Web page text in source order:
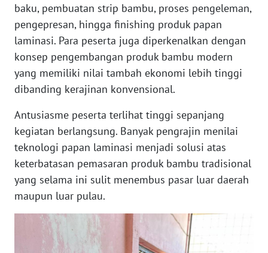
baku, pembuatan strip bambu, proses pengeleman,
pengepresan, hingga finishing produk papan
laminasi. Para peserta juga diperkenalkan dengan
konsep pengembangan produk bambu modern
yang memiliki nilai tambah ekonomi lebih tinggi
dibanding kerajinan konvensional.
Antusiasme peserta terlihat tinggi sepanjang
kegiatan berlangsung. Banyak pengrajin menilai
teknologi papan laminasi menjadi solusi atas
keterbatasan pemasaran produk bambu tradisional
yang selama ini sulit menembus pasar luar daerah
maupun luar pulau.
WN
SUMSEL
WN
BENGKULU
LAMPUNG
WN
NUSANTARA
JOGJA